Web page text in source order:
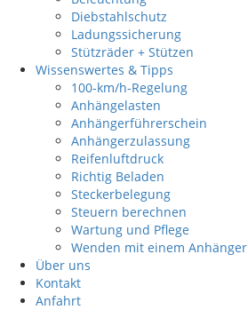
Diebstahlschutz
Ladungssicherung
Stützräder + Stützen
Wissenswertes & Tipps
100-km/h-Regelung
Anhängelasten
Anhängerführerschein
Anhängerzulassung
Reifenluftdruck
Richtig Beladen
Steckerbelegung
Steuern berechnen
Wartung und Pflege
Wenden mit einem Anhänger
Über uns
Kontakt
Anfahrt